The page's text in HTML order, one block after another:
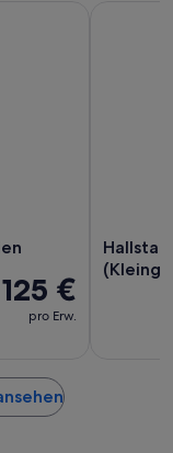
125 €
pro Erw.